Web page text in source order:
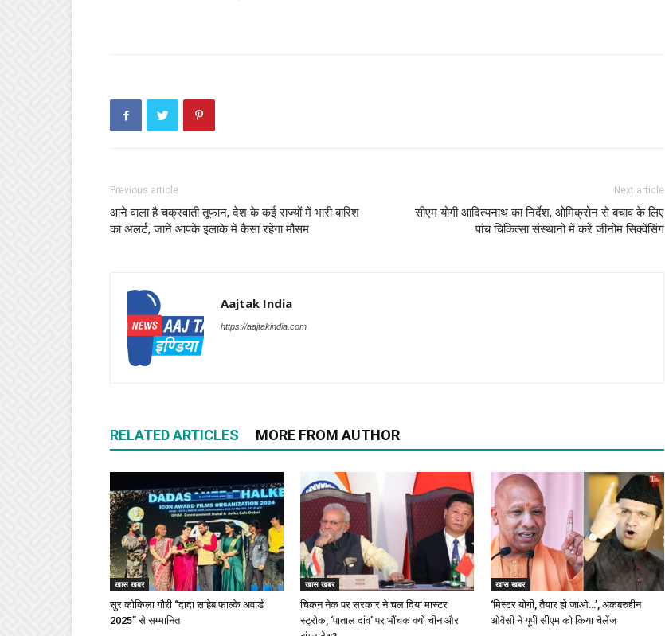
Previous article
आने वाला है चक्रवाती तूफान, देश के कई राज्‍यों में भारी बारिश
का अलर्ट, जानें आपके इलाके में कैसा रहेगा मौसम
Next article
सीएम योगी आदित्यनाथ का निर्देश, ओमिक्रोन से बचाव के लिए
पांच चिकित्सा संस्थानों में करें जीनोम सिक्वेंसिंग
Aajtak India
https://aajtakindia.com
RELATED ARTICLES MORE FROM AUTHOR
खास खबर
सुर कोकिला गौरी “दादा साहेब फाल्के अवार्ड
2025” से सम्मानित
खास खबर
चिकन नेक पर सरकार ने चल दिया मास्टर
स्ट्रोक, ‘पाताल दांव’ पर भौंचक क्यों चीन और
खास खबर
‘मिस्टर योगी, तैयार हो जाओ…’, अकबरुद्दीन
ओवैसी ने यूपी सीएम को किया चैलेंज